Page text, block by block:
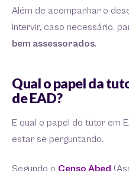
Além de acompanhar o
intervir, caso necessário,
bem assessorados.
Qual o papel da
de EAD?
E qual o papel do tutor em
estar se perguntando.